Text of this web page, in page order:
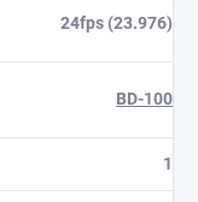
24fps (23.976)
BD-100
1